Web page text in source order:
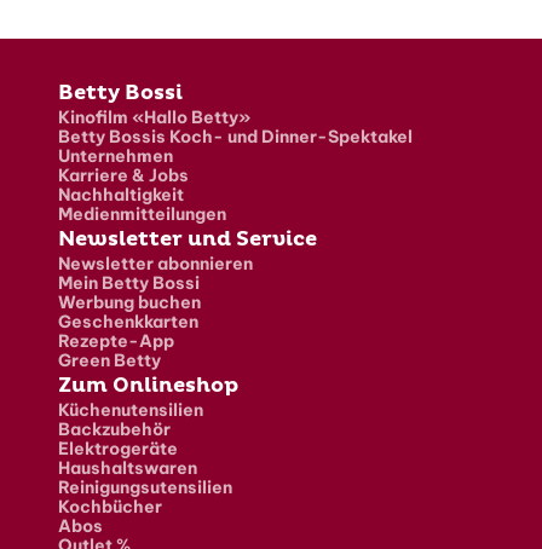
Fusszeile
Betty Bossi
Kinofilm «Hallo Betty»
Betty Bossis Koch- und Dinner-Spektakel
Unternehmen
Karriere & Jobs
Nachhaltigkeit
Medienmitteilungen
Newsletter und Service
Newsletter abonnieren
Mein Betty Bossi
Werbung buchen
Geschenkkarten
Rezepte-App
Green Betty
Zum Onlineshop
Küchenutensilien
Backzubehör
Elektrogeräte
Haushaltswaren
Reinigungsutensilien
Kochbücher
Abos